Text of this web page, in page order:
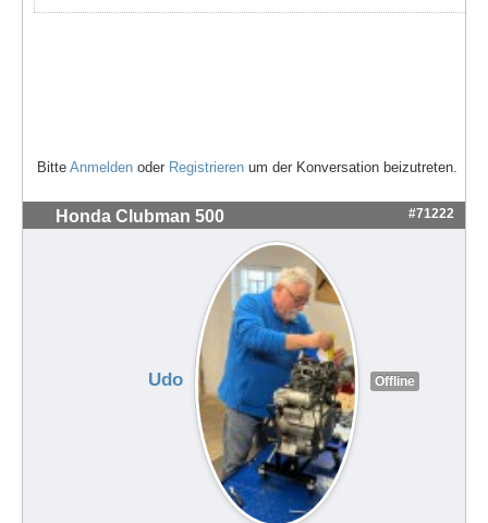
Bitte Anmelden oder Registrieren um der Konversation beizutreten.
Honda Clubman 500 #71222
Udo Offline